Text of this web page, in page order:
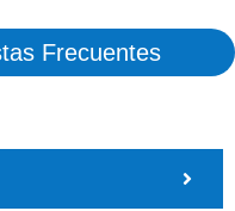
Frecuentes